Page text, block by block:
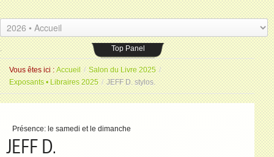
.
.
Les Amis du livre
Espace Saint-Jean
Top Panel
Vous êtes ici : Accueil / Salon du Livre 2025 /
Exposants • Libraires 2025 / JEFF D. stylos.
Présence: le samedi et le dimanche
JEFF D.